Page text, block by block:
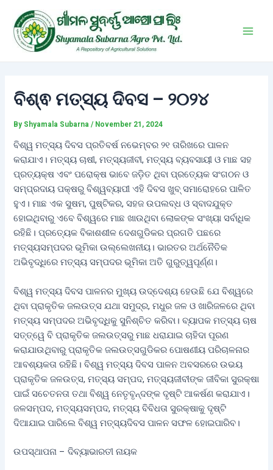
content
ବିଶ୍ଵ ମତ୍ସ୍ୟ ଦିବସ – ୨୦୨୪
By Shyamala Subarna/ November 21, 2024
ବିଶ୍ୱ ମତ୍ସ୍ୟ ଦିବସ ପ୍ରତିବର୍ଷ ନଭେମ୍ବର ୨୧ ତାରିଖରେ ପାଳନ
କରାଯାଏ। ମତ୍ସ୍ୟ ଚାଷୀ, ମତ୍ସ୍ୟଜୀବୀ, ମତ୍ସ୍ୟ ବ୍ୟବସାୟୀ ଓ ମାଛ ସହ
ପ୍ରତ୍ୟକ୍ଷ ଏବଂ ପରୋକ୍ଷ ଭାବେ ଜଡ଼ିତ ଥିବା ପ୍ରତ୍ୟେକ ସଂଗଠନ ଓ
ସମ୍ପ୍ରଦାୟ ପକ୍ଷରୁ ବିଶ୍ୱବ୍ୟାପୀ ଏହି ଦିବସ ଖୁବ୍‌ ସମାରୋହରେ ପାଳିତ
ହୁଏ। ମାଛ ଏକ ସୁଷମ, ପୁଷ୍ଟିକର, ସହଜ ଉପଲବ୍ଧ ଓ ସ୍ବାଦଯୁକ୍ତ
ହୋଇଥିବାରୁ ଏବେ ବିଶ୍ୱରେ ମାଛ ଖାଉଥିବା ଲୋକଙ୍କ ସଂଖ୍ୟା ସର୍ବାଧିକ
ରହିଛି। ପ୍ରତ୍ୟେକ ବିକାଶଶୀଳ ଦେଶଗୁଡିକର ପ୍ରଗତି ପଛରେ
ମତ୍ସ୍ୟସମ୍ପଦର ଭୂମିକା ଉଲ୍ଲେଖନୀୟ। ଭାରତର ଅର୍ଥନୈତିକ
ଅଭିବୃଦ୍ଧିରେ ମତ୍ସ୍ୟ ସମ୍ପଦର ଭୂମିକା ଅତି ଗୁରୁତ୍ୱପୂର୍ଣ୍ଣ।
ବିଶ୍ୱ ମତ୍ସ୍ୟ ଦିବସ ପାଳନର ମୁଖ୍ୟ ଉଦ୍ଦେଶ୍ୟ ହେଉଛି ଯେ ବିଶ୍ୱରେ
ଥିବା ପ୍ରାକୃତିକ ଜଲଉତ୍ସ ଯଥା ସମୁଦ୍ର, ମଧୁର ଜଳ ଓ ଖାରିଜଳରେ ଥିବା
ମତ୍ସ୍ୟ ସମ୍ପଦର ଅଭିବୃଦ୍ଧିକୁ ସୁନିଶ୍ଚିତ କରିବା। ବ୍ୟାପକ ମତ୍ସ୍ୟ ଚାଷ
ସତ୍ତ୍ୱେ ବି ପ୍ରାକୃତିକ ଜଲଉତ୍ସରୁ ମାଛ ଧରାଯାଇ ଚାହିଦା ପୂରଣ
କରାଯାଉଥିବାରୁ ପ୍ରାକୃତିକ ଜଲଉତ୍ସଗୁଡିକର ପୋଷଣୀୟ ପରିଚାଳନାର
ଆବଶ୍ୟକତା ରହିଛି। ବିଶ୍ୱ ମତ୍ସ୍ୟ ଦିବସ ପାଳନ ଅବସରରେ ଉଭୟ
ପ୍ରାକୃତିକ ଜଳଉତ୍ସ, ମତ୍ସ୍ୟ ସମ୍ପଦ, ମତ୍ସ୍ୟଜୀବୀଙ୍କ ଜୀବିକା ସୁରକ୍ଷା
ପାଇଁ ସଚେତନତା ତଥା ବିଶ୍ୱ ନେତୃବୃନ୍ଦଙ୍କ ଦୃଷ୍ଟି ଆକର୍ଷଣ କରାଯାଏ।
ଜଳସମ୍ପଦ, ମତ୍ସ୍ୟସମ୍ପଦ, ମତ୍ସ୍ୟ ବିବିଧତା ସୁରକ୍ଷାକୁ ଦୃଷ୍ଟି
ଦିଆଯାଇ ପାରିଲେ ବିଶ୍ୱ ମତ୍ସ୍ୟଦିବସ ପାଳନ ସଫଳ ହୋଇପାରିବ।
ଉପସ୍ଥାପନା – ଦିବ୍ୟାଭାରତୀ ନାୟକ
navigation